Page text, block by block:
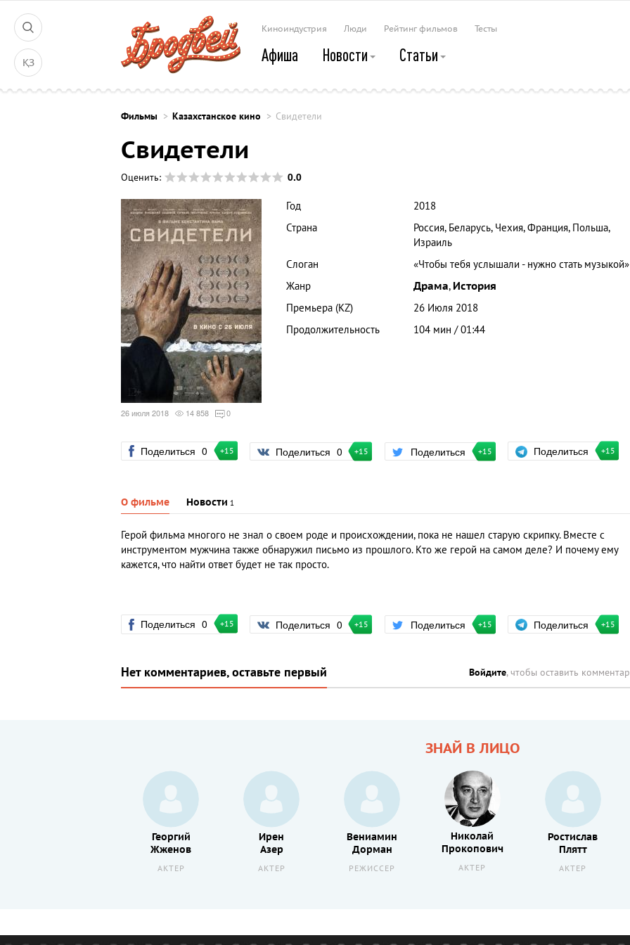
ҚЗ
Киноиндустрия Люди Рейтинг фильмов Тесты
Афиша Новости Статьи
Фильмы Казахстанское кино Свидетели
Свидетели
Оценить: 0.0
26 июля 2018 14 858 0
Год
2018
Страна
Россия, Беларусь, Чехия, Франция, Польша,
Израиль
Слоган
«Чтобы тебя услышали - нужно стать музыкой»
Жанр
Драма, История
Премьера (KZ)
26 Июля 2018
Продолжительность
104 мин / 01:44
Поделиться 0 +15 Поделиться 0 +15 Поделиться +15 Поделиться +15
О фильме Новости 1
Герой фильма многого не знал о своем роде и происхождении, пока не нашел старую скрипку. Вместе с
инструментом мужчина также обнаружил письмо из прошлого. Кто же герой на самом деле? И почему ему
кажется, что найти ответ будет не так просто.
Поделиться 0 +15 Поделиться 0 +15 Поделиться +15 Поделиться +15
Нет комментариев, оставьте первый Войдите, чтобы оставить
ЗНАЙ В ЛИЦО
Георгий
Жженов
АКТЕР
Ирен
Азер
АКТЕР
Вениамин
Дорман
РЕЖИССЕР
Николай
Прокопович
АКТЕР
Ростислав
Плятт
АКТЕР